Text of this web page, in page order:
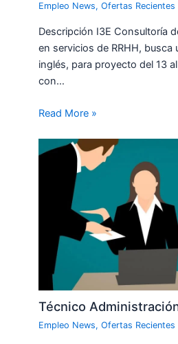
Empleo News,Ofertas Recientes
Descripción I3E Consultoría
en servicios de RRHH, busca
inglés, para proyecto del 13
con…
Read More »
Técnico
Empleo News,Ofertas Recientes